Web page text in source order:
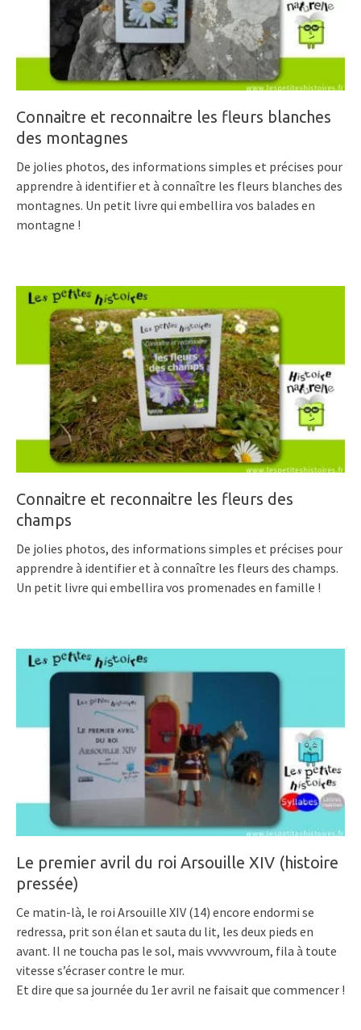
Connaitre et reconnaitre les fleurs blanches
des montagnes
De jolies photos, des informations simples et précises pour
apprendre à identifier et à connaître les fleurs blanches des
montagnes. Un petit livre qui embellira vos balades en
montagne !
Connaitre et reconnaitre les fleurs des
champs
De jolies photos, des informations simples et précises pour
apprendre à identifier et à connaître les fleurs des champs.
Un petit livre qui embellira vos promenades en famille !
Le premier avril du roi Arsouille XIV (histoire
pressée)
Ce matin-là, le roi Arsouille XIV (14) encore endormi se
redressa, prit son élan et sauta du lit, les deux pieds en
avant. Il ne toucha pas le sol, mais vvvvvvroum, fila à toute
vitesse s’écraser contre le mur.
Et dire que sa journée du 1er avril ne faisait que commencer !